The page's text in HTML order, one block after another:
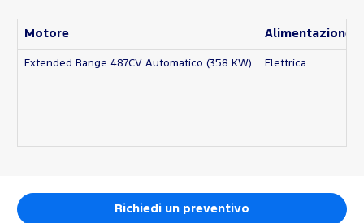
Motore Alimentazione
Extended Range 487CV Automatico (358 KW) Elettrica
Richiedi un preventivo